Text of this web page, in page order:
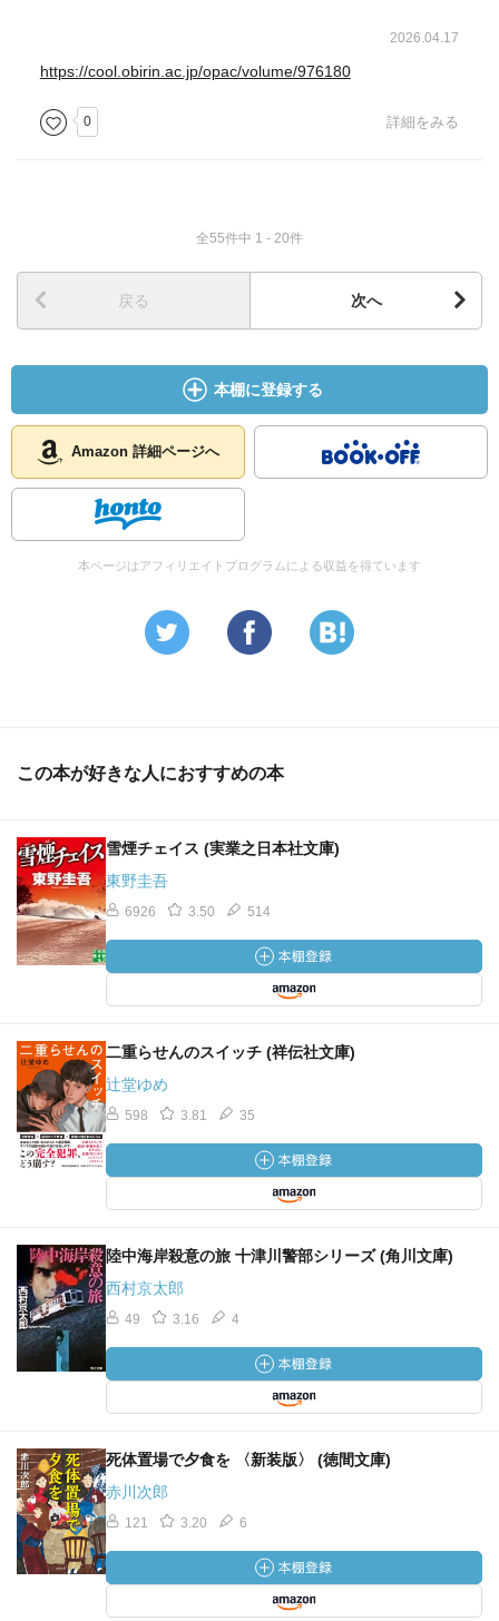
2026.04.17
https://cool.obirin.ac.jp/opac/volume/976180
0 詳細をみる
全55件中 1 - 20件
戻る 次へ
本棚に登録する
Amazon 詳細ページへ
本ページはアフィリエイトプログラムによる収益を得ています
この本が好きな人におすすめの本
雪煙チェイス (実業之日本社文庫)
東野圭吾
6926 3.50 514
二重らせんのスイッチ (祥伝社文庫)
辻堂ゆめ
598 3.81 35
陸中海岸殺意の旅 十津川警部シリーズ (角川文庫)
西村京太郎
49 3.16 4
死体置場で夕食を 〈新装版〉 (徳間文庫)
赤川次郎
121 3.20 6